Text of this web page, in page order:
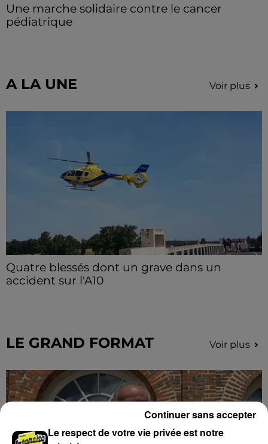
Une marche solidaire contre le cancer
pédiatrique
A LA UNE Voir plus
Quatre blessés dont un grave dans un
accident sur l'A10
LE GRAND FORMAT Voir plus
Le respect de votre vie privée est notre
Continuer sans accepter